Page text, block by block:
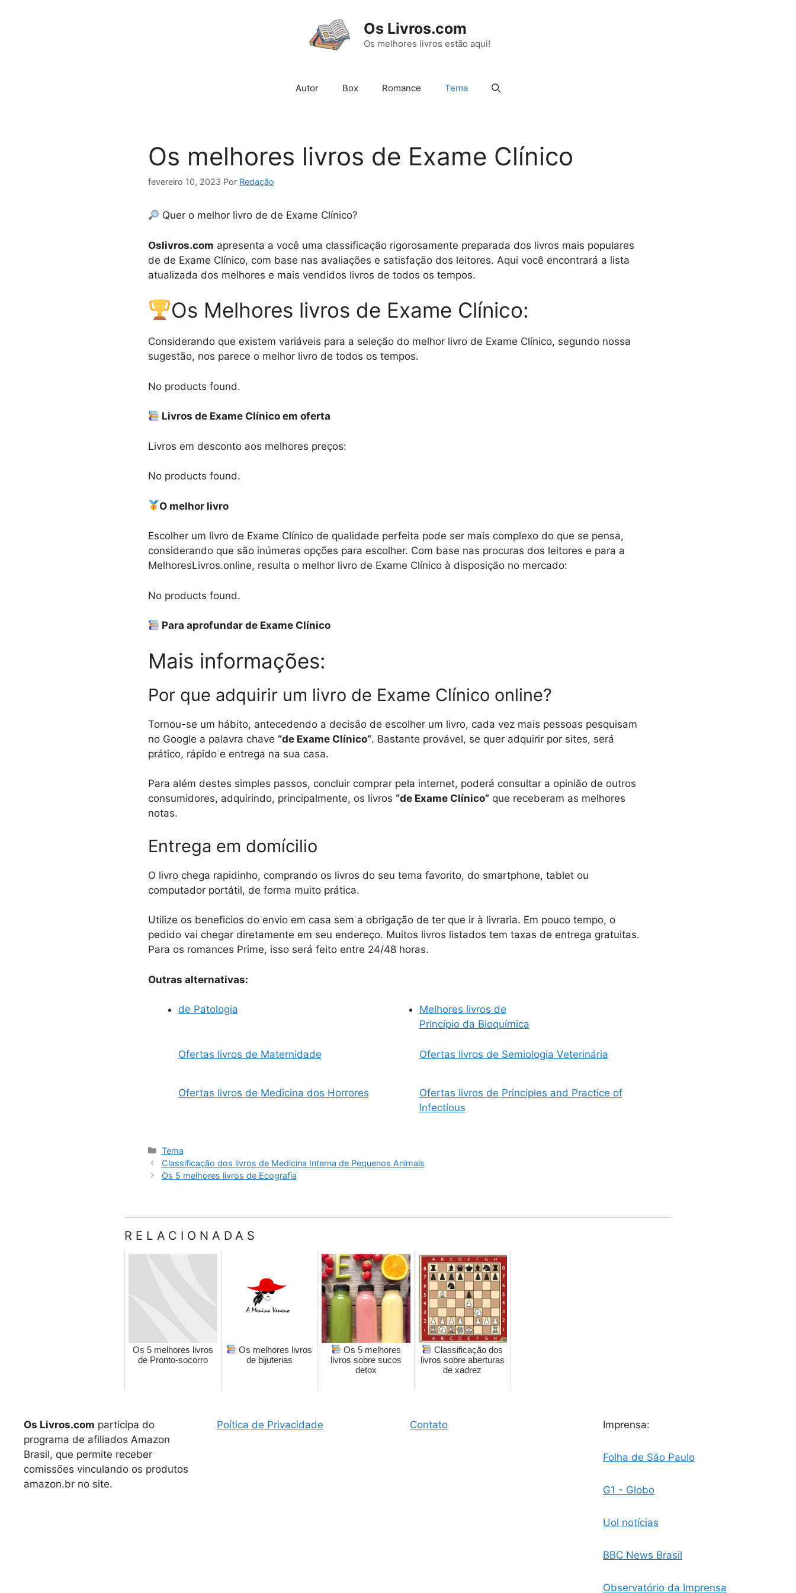
Os Livros.com
Os melhores livros estão aqui!
Autor Box Romance Tema
Os melhores livros de Exame Clínico
fevereiro 10, 2023 Por Redação
Quer o melhor livro de de Exame Clínico?
Oslivros.com apresenta a você uma classificação rigorosamente preparada dos livros mais populares
de de Exame Clínico, com base nas avaliações e satisfação dos leitores. Aqui você encontrará a lista
atualizada dos melhores e mais vendidos livros de todos os tempos.
Os Melhores livros de Exame Clínico:
Considerando que existem variáveis para a seleção do melhor livro de Exame Clínico, segundo nossa
sugestão, nos parece o melhor livro de todos os tempos.
No products found.
Livros de Exame Clínico em oferta
Livros em desconto aos melhores preços:
No products found.
O melhor livro
Escolher um livro de Exame Clínico de qualidade perfeita pode ser mais complexo do que se pensa,
considerando que são inúmeras opções para escolher. Com base nas procuras dos leitores e para a
MelhoresLivros.online, resulta o melhor livro de Exame Clínico à disposição no mercado:
No products found.
Para aprofundar de Exame Clínico
Mais informações:
Por que adquirir um livro de Exame Clínico online?
Tornou-se um hábito, antecedendo a decisão de escolher um livro, cada vez mais pessoas pesquisam
no Google a palavra chave “de Exame Clínico”. Bastante provável, se quer adquirir por sites, será
prático, rápido e entrega na sua casa.
Para além destes simples passos, concluir comprar pela internet, poderá consultar a opinião de outros
consumidores, adquirindo, principalmente, os livros “de Exame Clínico”que receberam as melhores
notas.
Entrega em domícilio
O livro chega rapidinho, comprando os livros do seu tema favorito, do smartphone, tablet ou
computador portátil, de forma muito prática.
Utilize os beneficios do envio em casa sem a obrigação de ter que ir à livraria. Em pouco tempo, o
pedido vai chegar diretamente em seu endereço. Muitos livros listados tem taxas de entrega gratuitas.
Para os romances Prime, isso será feito entre 24/48 horas.
Outras alternativas:
de Patologia
Melhores livros de
Princípio da Bioquímica
Ofertas livros de Maternidade Ofertas livros de Semiologia Veterinária
Ofertas livros de Medicina dos Horrores
Ofertas livros de Principles and Practice of
Infectious
Categorias
Tema
Classificação dos livros de Medicina Interna de Pequenos Animais
Os 5 melhores livros de Ecografia
RELACIONADAS
Os 5 melhores livros
de Pronto-socorro
Os melhores livros
de bijuterias
Os 5 melhores
livros sobre sucos
detox
Classificação dos
livros sobre aberturas
de xadrez
Os Livros.com participa do
programa de afiliados Amazon
Brasil, que permite receber
comissões vinculando os produtos
amazon.br no site.
Poítica de Privacidade Contato Imprensa:
Folha de São Paulo
G1 - Globo
Uol notícias
BBC News Brasil
Observatório da Imprensa